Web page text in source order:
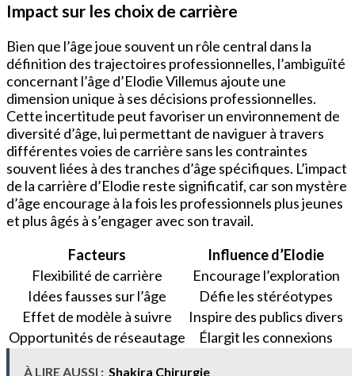
Impact sur les choix de carrière
Bien que l’âge joue souvent un rôle central dans la
définition des trajectoires professionnelles, l’ambiguïté
concernant l’âge d’Elodie Villemus ajoute une
dimension unique à ses décisions professionnelles.
Cette incertitude peut favoriser un environnement de
diversité d’âge, lui permettant de naviguer à travers
différentes voies de carrière sans les contraintes
souvent liées à des tranches d’âge spécifiques. L’impact
de la carrière d’Elodie reste significatif, car son mystère
d’âge encourage à la fois les professionnels plus jeunes
et plus âgés à s’engager avec son travail.
Facteurs
Influence d’Elodie
Flexibilité de carrière
Encourage l’exploration
Idées fausses sur l’âge
Défie les stéréotypes
Effet de modèle à suivre
Inspire des publics divers
Opportunités de réseautage
Élargit les connexions
À LIRE AUSSI : Shakira Chirurgie